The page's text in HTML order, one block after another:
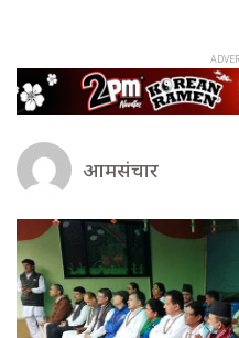
आमसंचार